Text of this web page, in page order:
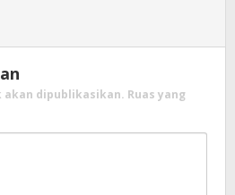
akan dipublikasikan. Ruas yang